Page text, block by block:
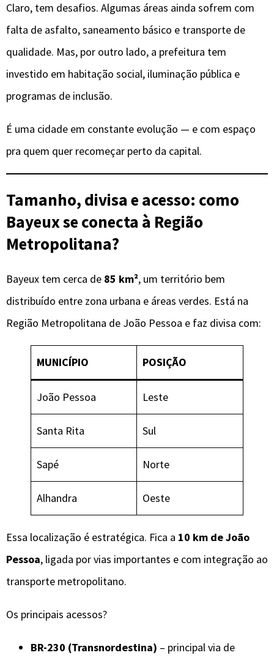
Claro, tem desafios. Algumas áreas ainda sofrem com
falta de asfalto, saneamento básico e transporte de
qualidade. Mas, por outro lado, a prefeitura tem
investido em habitação social, iluminação pública e
programas de inclusão.
É uma cidade em constante evolução — e com espaço
pra quem quer recomeçar perto da capital.
Tamanho, divisa e acesso: como
Bayeux se conecta à Região
Metropolitana?
Bayeux tem cerca de 85 km², um território bem
distribuído entre zona urbana e áreas verdes. Está na
Região Metropolitana de João Pessoa e faz divisa com:
MUNICÍPIO POSIÇÃO
João Pessoa Leste
Santa Rita Sul
Sapé Norte
Alhandra Oeste
Essa localização é estratégica. Fica a 10 km de João
Pessoa, ligada por vias importantes e com integração ao
transporte metropolitano.
Os principais acessos?
BR-230 (Transnordestina) – principal via de